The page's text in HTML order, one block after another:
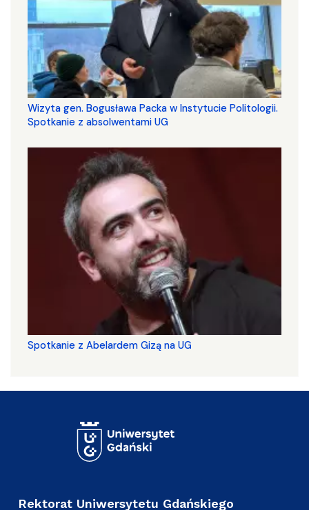
Wizyta gen. Bogusława Packa w Instytucie Politologii.
Spotkanie z absolwentami UG
Spotkanie z Abelardem Gizą na UG
Rektorat Uniwersytetu Gdańskiego